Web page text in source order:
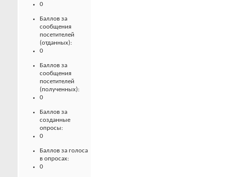
0
Баллов за
сообщения
посетителей
(отданных):
0
Баллов за
сообщения
посетителей
(полученных):
0
Баллов за
созданные
опросы:
0
Баллов за голоса
в опросах:
0